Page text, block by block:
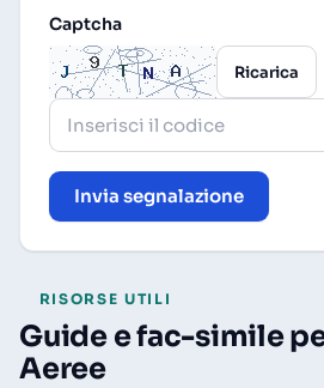
Captcha
Ricarica
Invia segnalazione
RISORSE UTILI
Guide e fac-simile
Aeree